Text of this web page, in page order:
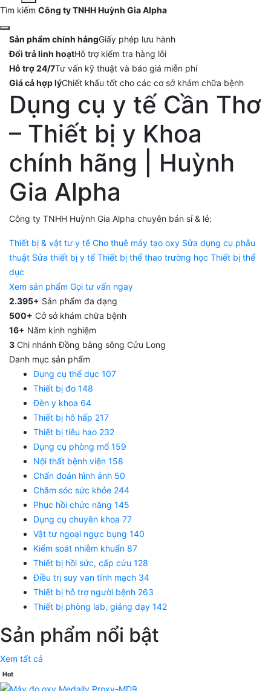
Tìm kiếm Công ty TNHH Huỳnh Gia Alpha
Sản phẩm chính hảngGiấy phép lưu hành
Đổi trả linh hoạtHỗ trợ kiểm tra hàng lỗi
Hỗ trợ 24/7Tư vấn kỹ thuật và báo giá miễn phí
Giá cả hợp lýChiết khấu tốt cho các cơ sở khám chữa bệnh
Dụng cụ y tế Cần Thơ
– Thiết bị y Khoa
chính hãng | Huỳnh
Gia Alpha
Công ty TNHH Huỳnh Gia Alpha chuyên bán sỉ & lẻ:
Thiết bị & vật tư y tế Cho thuê máy tạo oxy Sửa dụng cụ phẫu
thuật Sửa thiết bị y tế Thiết bị thể thao trường học Thiết bị thể
dục
Xem sản phẩm Gọi tư vấn ngay
2.395+ Sản phẩm đa dạng
500+ Cở sở khám chữa bệnh
16+ Năm kinh nghiệm
3 Chi nhánh Đồng bằng sông Cửu Long
Danh mục sản phẩm
Danh mục sản phẩm
Dụng cụ thể dục 107
Thiết bị đo 148
Đèn y khoa 64
Thiết bị hô hấp 217
Thiết bị tiêu hao 232
Dụng cụ phòng mổ 159
Nội thất bệnh viện 158
Chẩn đoán hình ảnh 50
Chăm sóc sức khỏe 244
Phục hồi chức năng 145
Dụng cụ chuyên khoa 77
Vật tư ngoại ngực bụng 140
Kiểm soát nhiễm khuẩn 87
Thiết bị hồi sức, cấp cứu 128
Điều trị suy van tĩnh mạch 34
Thiết bị hỗ trợ người bệnh 263
Thiết bị phòng lab, giảng dạy 142
Sản phẩm nổi bật
Xem tất cả
Hot